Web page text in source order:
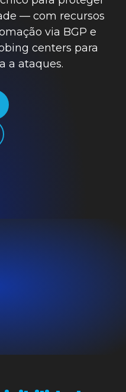
— com recursos
via BGP e
centers para
a ataques.